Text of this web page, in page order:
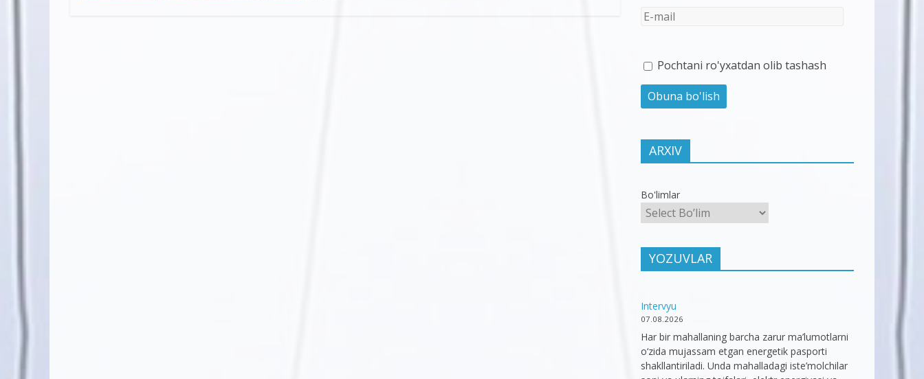
Pochtani ro'yxatdan olib tashash
ARXIV
Bo'limlar
YOZUVLAR
Intervyu
07.08.2026
Har bir mahallaning barcha zarur ma’lumotlarni
o‘zida mujassam etgan energetik pasporti
shakllantiriladi. Unda mahalladagi iste’molchilar